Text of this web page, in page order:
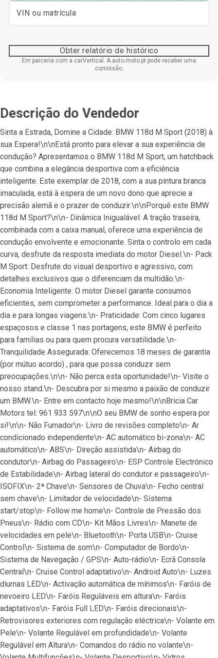
Obter relatório de histórico
Em parceria com a carVertical. A auto.moto.pt pode receber uma
comissão.
Descrição do Vendedor
Sinta a Estrada, Domine a Cidade: BMW 118d M Sport (2018) à
sua Espera!\n\nEstá pronto para elevar a sua experiência de
condução? Apresentamos o BMW 118d M Sport, um hatchback
que combina a elegância desportiva com a eficiência
inteligente. Este exemplar de 2018, com a sua pintura branca
imaculada, está à espera de um novo dono que aprecie a
precisão alemã e o prazer de conduzir.\n\nPorquê este BMW
118d M Sport?\n\n- Dinâmica Inigualável: A tração traseira,
combinada com a caixa manual, oferece uma experiência de
condução envolvente e emocionante. Sinta o controlo em cada
curva, desfrute da resposta imediata do motor Diesel.\n- Pack
M Sport: Desfrute do visual desportivo e agressivo, com
detalhes exclusivos que o diferenciam da multidão.\n-
Economia Inteligente: O motor Diesel garante consumos
eficientes, sem comprometer a performance. Ideal para o dia a
dia e para longas viagens.\n- Praticidade: Com cinco lugares
espaçosos e classe 1 nas portagens, este BMW é perfeito
para famílias ou para quem procura versatilidade.\n-
Tranquilidade Assegurada: Oferecemos 18 meses de garantia
(por mútuo acordo) , para que possa conduzir sem
preocupações.\n\n- Não perca esta oportunidade!\n- Visite o
nosso stand.\n- Descubra por si mesmo a paixão de conduzir
um BMW.\n- Entre em contacto hoje mesmo!\n\nBricia Car
Motors tel: 961 933 597\n\nO seu BMW de sonho espera por
si!\n\n- Não Fumador\n- Livro de revisões completo\n- Ar
condicionado independente\n- AC automático bi-zona\n- AC
automático\n- ABS\n- Direção assistida\n- Airbag do
condutor\n- Airbag do Passageiro\n- ESP Controle Electrónico
de Estabilidade\n- Airbag lateral do condutor e passageiro\n-
ISOFIX\n- 2ª Chave\n- Sensores de Chuva\n- Fecho central
sem chave\n- Limitador de velocidade\n- Sistema
start/stop\n- Follow me home\n- Controle de Pressão dos
Pneus\n- Rádio com CD\n- Kit Mãos Livres\n- Manete de
velocidades em pele\n- Bluetooth\n- Porta USB\n- Cruise
Control\n- Sistema de som\n- Computador de Bordo\n-
Sistema de Navegação / GPS\n- Auto-rádio\n- Ecrã Consola
Central\n- Cruise Control adaptativo\n- Android Auto\n- Luzes
diurnas LED\n- Activação automática de mínimos\n- Faróis de
nevoeiro LED\n- Faróis Reguláveis em altura\n- Faróis
adaptativos\n- Faróis Full LED\n- Faróis direcionais\n-
Retrovisores exteriores com regulação eléctrica\n- Volante em
Pele\n- Volante Regulável em profundidade\n- Volante
Regulável em Altura\n- Comandos do rádio no volante\n-